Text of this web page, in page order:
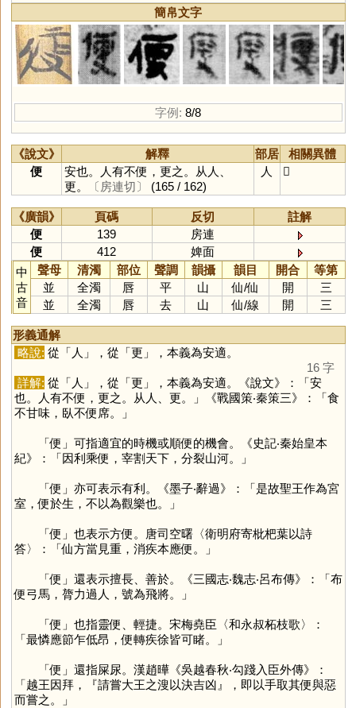
簡帛文字
字例: 8/8
《說文》 解釋 部居
相關異體
便
安也。人有不便，更之。从人、
更。
〔房連切〕 (165 / 162)
人 𠊳
《廣韻》 頁碼 反切
註解
便
139
房連
便
412
婢面
中
古
音
聲母 清濁 部位 聲調 韻攝 韻目 開合
等第
並
全濁 唇 平 山 仙/仙 開
三
並
全濁 唇 去 山 仙/線 開 三
形義通解
略說: 從「人 」，從「更 」，本義為安適。
16 字
詳解: 從「人 」，從「更 」，本義為安適。《說文》：「安
也。人有不便，更之。从人、更。」《戰國策‧秦策三》：「食
不甘味，臥不便席。」
「便 」可指適宜的時機或順便的機會。《史記‧秦始皇本
紀》：「因利乘便，宰割天下，分裂山河。」
「便 」亦可表示有利。《墨子‧辭過》：「是故聖王作為宮
室，便於生，不以為觀樂也。」
「便 」也表示方便。唐司空曙〈衛明府寄枇杷葉以詩
答〉：「仙方當見重，消疾本應便。」
「便 」還表示擅長、善於。《三國志‧魏志‧呂布傳》：「布
便弓馬，膂力過人，號為飛將。」
「便 」也指靈便、輕捷。宋梅堯臣〈和永叔柘枝歌〉：
「最憐應節乍低昂，便轉疾徐皆可睹。」
「便 」還指屎尿。漢趙曄《吳越春秋‧勾踐入臣外傳》：
「越王因拜，『請嘗大王之溲以決吉凶』，即以手取其便與惡
而嘗之。」